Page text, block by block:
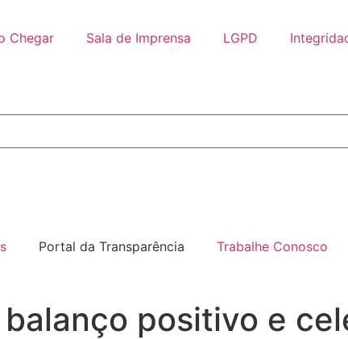
Chegar Sala de Imprensa LGPD
Portal da Transparência Trabalhe Conosco
positivo e